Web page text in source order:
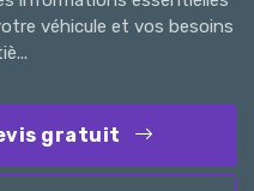
véhicule et vos besoins
gratuit